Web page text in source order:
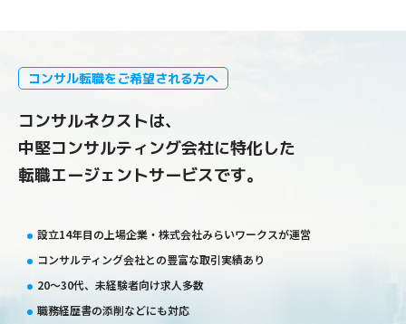
コンサル転職をご希望される方へ
コンサルネクストは、
中堅コンサルティング会社に特化した
転職エージェントサービスです。
設立14年目の上場企業・株式会社みらいワークスが運営
コンサルティング会社との豊富な取引実績あり
20〜30代、未経験者向け求人多数
職務経歴書の添削などにも対応